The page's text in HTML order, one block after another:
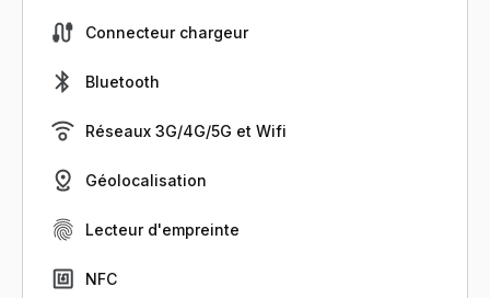
Connecteur chargeur
Bluetooth
Réseaux 3G/4G/5G et Wifi
Géolocalisation
Lecteur d'empreinte
NFC